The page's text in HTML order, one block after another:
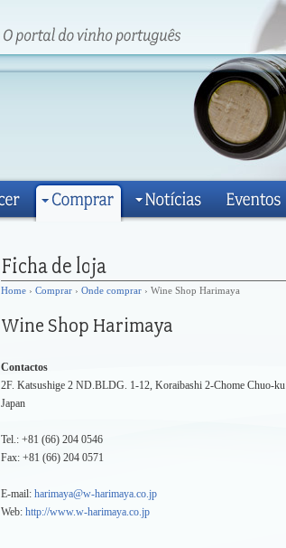
Home › Comprar › Onde comprar › Wine Shop Harimaya
Contactos
2F. Katsushige 2 ND.BLDG. 1-12, Koraibashi 2-Chome Chuo-ku
Japan
Tel.: +81 (66) 204 0546
Fax: +81 (66) 204 0571
E-mail: harimaya@w-harimaya.co.jp
Web: http://www.w-harimaya.co.jp